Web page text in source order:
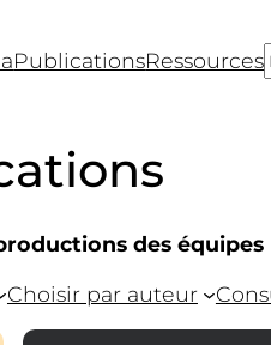
de France
PublicationsRessources
des équipes
Choisir par auteur